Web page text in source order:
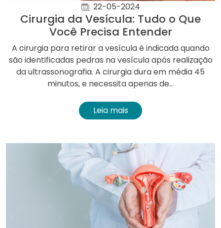
22-05-2024
Cirurgia da Vesícula: Tudo o Que
Você Precisa Entender
A cirurgia para retirar a vesícula é indicada quando
são identificadas pedras na vesícula após realização
da ultrassonografia. A cirurgia dura em média 45
minutos, e necessita apenas de...
Leia mais